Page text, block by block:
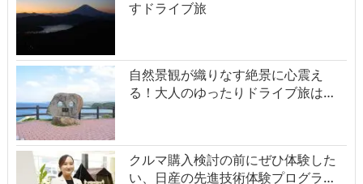
すドライブ旅
自然景観が織りなす絶景に心震え
る！大人のゆったりドライブ旅は…
クルマ購入検討の前にぜひ体験した
い、日産の先進技術体験プログラ…